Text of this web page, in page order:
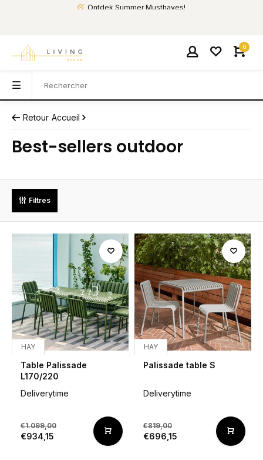
Ontdek Summer Musthaves!
0
Retour Accueil
Best-sellers outdoor
Filtres
HAY
Table Palissade
L170/220
Deliverytime
€1.099,00
€934,15
HAY
Palissade table S
Deliverytime
€819,00
€696,15